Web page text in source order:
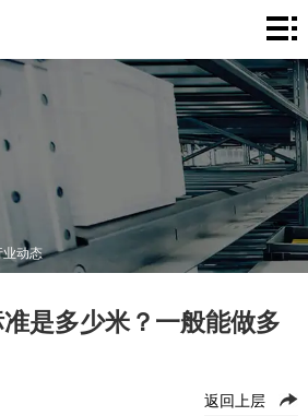
业动态
是多少米？一般能做多
返回上层